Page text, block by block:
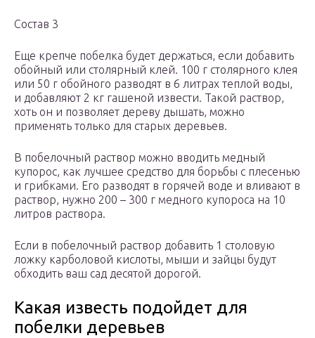
Состав 3
Еще крепче побелка будет держаться, если добавить
обойный или столярный клей. 100 г столярного клея
или 50 г обойного разводят в 6 литрах теплой воды,
и добавляют 2 кг гашеной извести. Такой раствор,
хоть он и позволяет дереву дышать, можно
применять только для старых деревьев.
В побелочный раствор можно вводить медный
купорос, как лучшее средство для борьбы с плесенью
и грибками. Его разводят в горячей воде и вливают в
раствор, нужно 200 – 300 г медного купороса на 10
литров раствора.
Если в побелочный раствор добавить 1 столовую
ложку карболовой кислоты, мыши и зайцы будут
обходить ваш сад десятой дорогой.
Какая известь подойдет для
побелки деревьев